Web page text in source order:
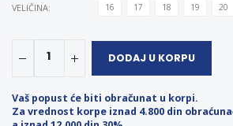
VELIČINA: 16 17 18 19 20
1 DODAJ U KORPU
Vaš popust će biti obračunat u korpi.
Za vrednost korpe iznad 4.800 din